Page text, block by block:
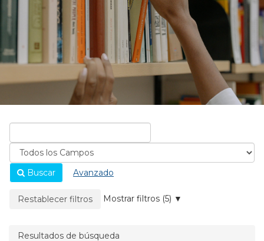
Buscar
Avanzado
La página se recargará cuando se elimine un filtro.
Restablecer filtros Mostrar filtros (5)
Resultados de búsqueda